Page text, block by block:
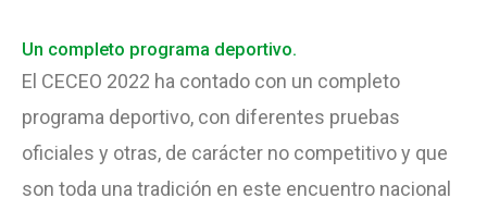
Un completo programa deportivo.
El CECEO 2022 ha contado con un completo
programa deportivo, con diferentes pruebas
oficiales y otras, de carácter no competitivo y que
son toda una tradición en este encuentro nacional